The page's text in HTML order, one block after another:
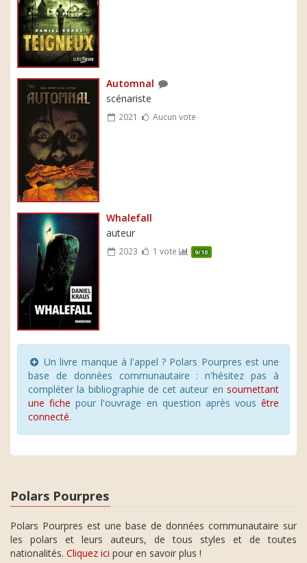
Automnal
scénariste
2021 Aucun vote
Whalefall
auteur
2023 1 vote 9/10
Un livre manque à l'appel ? Polars Pourpres est une
base de données communautaire : n'hésitez pas à
compléter la bibliographie de cet auteur en soumettant
une fiche pour l'ouvrage en question après vous être
connecté.
Polars Pourpres
Polars Pourpres est une base de données communautaire sur
les polars et leurs auteurs, de tous styles et de toutes
nationalités. Cliquez ici pour en savoir plus !